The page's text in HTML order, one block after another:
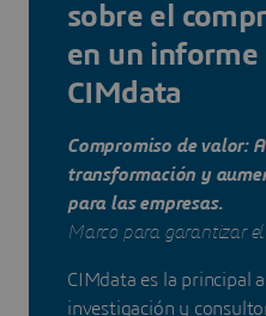
sobre el
en un informe
CIMdata
Compromiso de valor:
transformación y
para las empresas.
Marco para garantizar
CIMdata es la principal
investigación y